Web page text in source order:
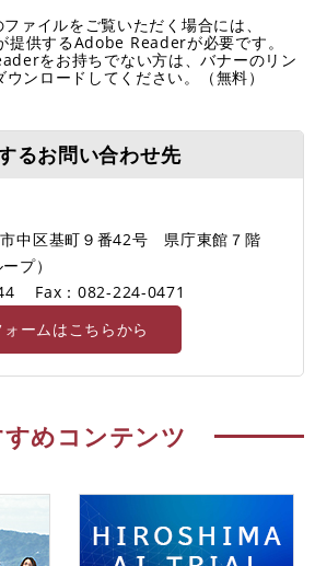
ァイルをご覧いただく場合には、
提供するAdobe Readerが必要です。
をお持ちでない方は、バナーのリン
ウンロードしてください。（無料）
るお問い合わせ先
中区基町９番42号 県庁東館７階
プ）
Fax：082-224-0471
ームはこちらから
めコンテンツ